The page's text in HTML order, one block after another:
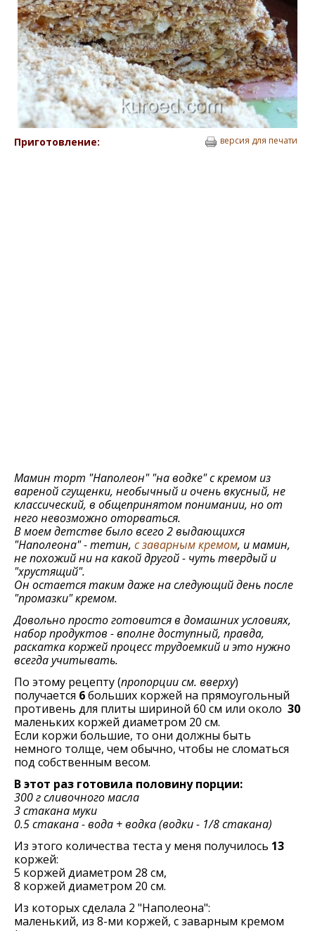
Приготовление: версия для печати
Мамин торт "Наполеон" "на водке" с кремом из
вареной сгущенки, необычный и очень вкусный, не
классический, в общепринятом понимании, но от
него невозможно оторваться.
В моем детстве было всего 2 выдающихся
"Наполеона" - тетин, с заварным кремом, и мамин,
не похожий ни на какой другой - чуть твердый и
"хрустящий".
Он остается таким даже на следующий день после
"промазки" кремом.
Довольно просто готовится в домашних условиях,
набор продуктов - вполне доступный, правда,
раскатка коржей процесс трудоемкий и это нужно
всегда учитывать.
По этому рецепту (пропорции см. вверху)
получается 6больших коржей на прямоугольный
противень для плиты шириной 60 см или около 30
маленьких коржей диаметром 20 см.
Если коржи большие, то они должны быть
немного толще, чем обычно, чтобы не сломаться
под собственным весом.
В этот раз готовила половину порции:
300 г сливочного масла
3 стакана муки
0.5 стакана - вода + водка (водки - 1/8 стакана)
Из этого количества теста у меня получилось 13
коржей:
5 коржей диаметром 28 см,
8 коржей диаметром 20 см.
Из которых сделала 2 "Наполеона":
маленький, из 8-ми коржей, с заварным кремом